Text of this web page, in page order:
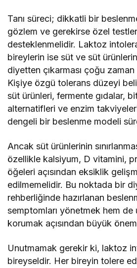
Tanı süreci; dikkatli bir
gözlem ve gerekirse özel
desteklenmelidir. Laktoz
bireylerin ise süt ve süt
diyetten çıkarması çoğu
Kişiye özgü tolerans düzeyi
süt ürünleri, fermente gıdalar,
alternatifleri ve enzim
dengeli bir beslenme modeli
Ancak süt ürünlerinin
özellikle kalsiyum, D vitamini,
öğeleri açısından eksiklik
edilmemelidir. Bu noktada bir
rehberliğinde hazırlanan
semptomları yönetmek hem de
korumak açısından büyük önem
Unutmamak gerekir ki, laktoz
bireyseldir. Her bireyin tolere